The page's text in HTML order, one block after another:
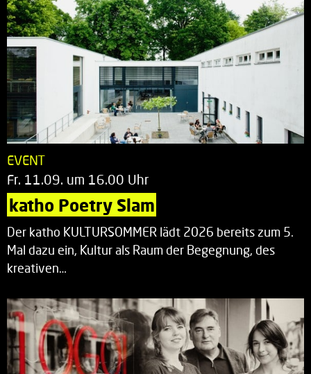
EVENT
Fr. 11.09. um 16.00 Uhr
katho Poetry Slam
Der katho KULTURSOMMER lädt 2026 bereits zum 5.
Mal dazu ein, Kultur als Raum der Begegnung, des
kreativen…